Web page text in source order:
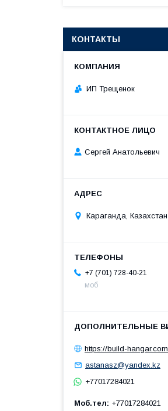
КОНТАКТЫ
ИП Трещенок
Сергей Анатольевич
Караганда, Казахстан
+7 (701) 728-40-21
моб
https://build-hangar.com
astanasz@yandex.kz
+77017284021
Моб.тел +77017284021